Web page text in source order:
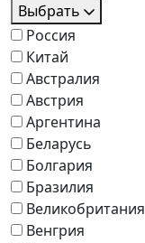
Выбрать
Россия
Китай
Австралия
Австрия
Аргентина
Беларусь
Болгария
Бразилия
Великобритания
Венгрия